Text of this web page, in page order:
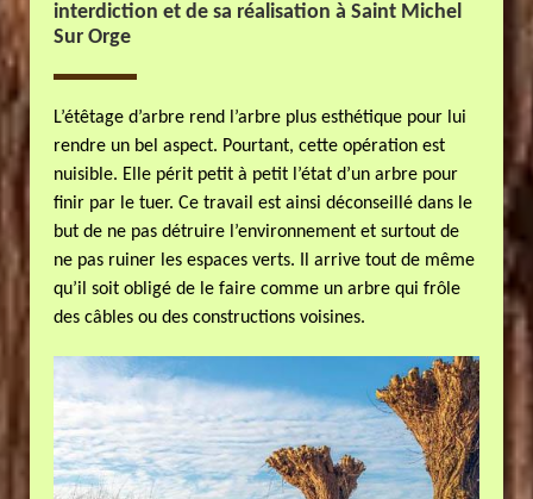
interdiction et de sa réalisation à Saint Michel
Sur Orge
L’étêtage d’arbre rend l’arbre plus esthétique pour lui
rendre un bel aspect. Pourtant, cette opération est
nuisible. Elle périt petit à petit l’état d’un arbre pour
finir par le tuer. Ce travail est ainsi déconseillé dans le
but de ne pas détruire l’environnement et surtout de
ne pas ruiner les espaces verts. Il arrive tout de même
qu’il soit obligé de le faire comme un arbre qui frôle
des câbles ou des constructions voisines.